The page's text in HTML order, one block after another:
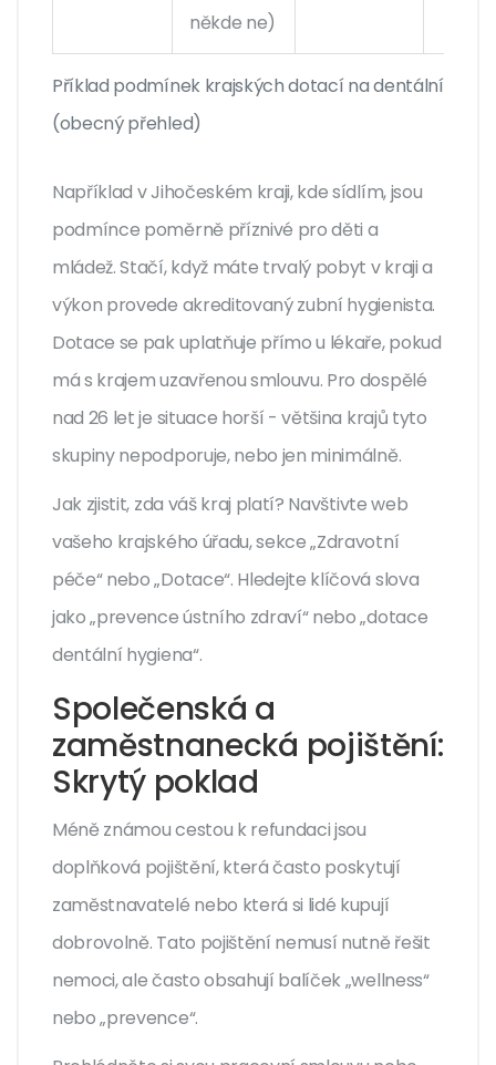
Příklad podmínek krajských dotací na dentální
(obecný přehled)
někde ne)
Například v Jihočeském kraji, kde sídlím, jsou
podmínce poměrně příznivé pro děti a
mládež. Stačí, když máte trvalý pobyt v kraji a
výkon provede akreditovaný zubní hygienista.
Dotace se pak uplatňuje přímo u lékaře, pokud
má s krajem uzavřenou smlouvu. Pro dospělé
nad 26 let je situace horší - většina krajů tyto
skupiny nepodporuje, nebo jen minimálně.
Jak zjistit, zda váš kraj platí? Navštivte web
vašeho krajského úřadu, sekce „Zdravotní
péče“ nebo „Dotace“. Hledejte klíčová slova
jako „prevence ústního zdraví“ nebo „dotace
dentální hygiena“.
Společenská a
zaměstnanecká pojištění:
Skrytý poklad
Méně známou cestou k refundaci jsou
doplňková pojištění, která často poskytují
zaměstnavatelé nebo která si lidé kupují
dobrovolně. Tato pojištění nemusí nutně řešit
nemoci, ale často obsahují balíček „wellness“
nebo „prevence“.